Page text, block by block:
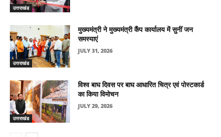
उत्तराखंड
उत्तराखंड
मुख्यमंत्री ने मुख्यमंत्री कैंप कार्यालय में सुनीं जन
समस्याएं
JULY 31, 2026
उत्तराखंड
विश्व बाघ दिवस पर बाघ आधारित चित्र एवं पोस्टकार्ड
का किया विमोचन
JULY 29, 2026